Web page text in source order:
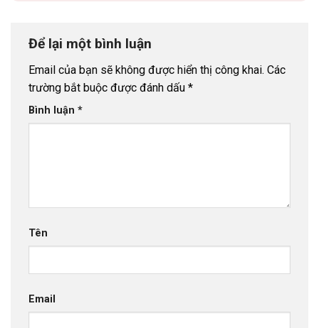
Để lại một bình luận
Email của bạn sẽ không được hiển thị công khai. Các
trường bắt buộc được đánh dấu *
Bình luận *
Tên
Email